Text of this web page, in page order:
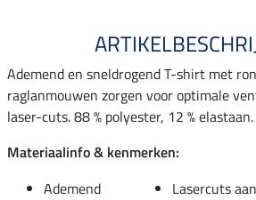
Ademend en sneldrogend T-shirt met
raglanmouwen zorgen voor optimale
laser-cuts. 88 % polyester, 12 % elastaan.
Materiaalinfo & kenmerken:
Ademend
Lasercuts